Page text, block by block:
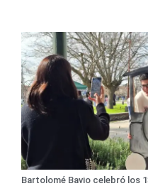
Bartolomé Bavio celebró los